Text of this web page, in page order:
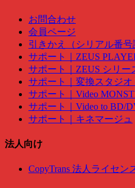
お問合わせ
会員ページ
引きかえ（シリアル番号
サポート｜ZEUS
サポート｜ZEUS シリー
サポート｜変換スタジオ
サポート｜Video
サポート｜Video to BD/
サポート｜キネマージュ
法人向け
CopyTrans 法人ライセン